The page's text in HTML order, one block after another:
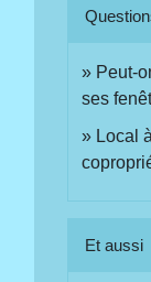
Peut-
ses
Local
Et aussi